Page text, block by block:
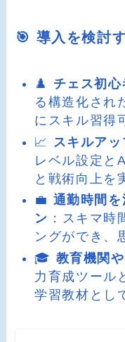
🎯 導入を検討
♟️ チェス初心
る構造化され
にスキル習得
📈
スキルア
レベル設定と
と戦術向上を
💼 通勤時間
ン ：スキマ時
ングができ、
🎓 教育機関
力育成ツール
学習教材とし